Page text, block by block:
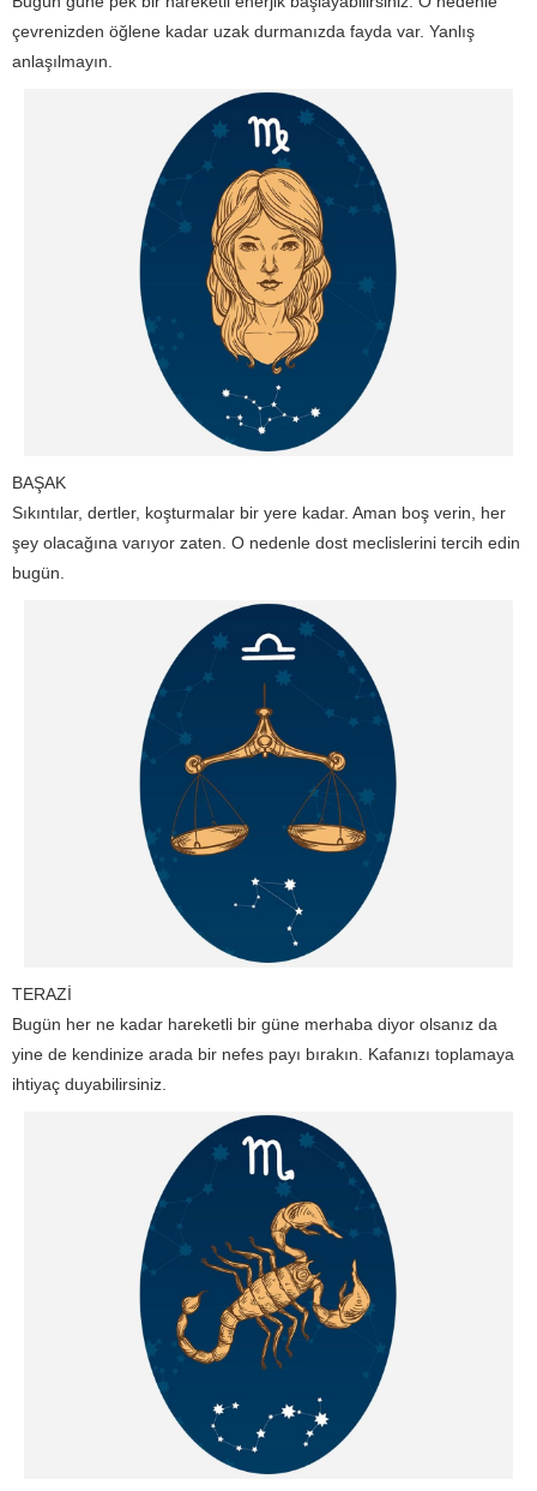
çevrenizden öğlene kadar uzak durmanızda fayda var. Yanlış
anlaşılmayın.
BAŞAK
Sıkıntılar, dertler, koşturmalar bir yere kadar. Aman boş verin, her
şey olacağına varıyor zaten. O nedenle dost meclislerini tercih edin
bugün.
TERAZİ
Bugün her ne kadar hareketli bir güne merhaba diyor olsanız da
yine de kendinize arada bir nefes payı bırakın. Kafanızı toplamaya
ihtiyaç duyabilirsiniz.